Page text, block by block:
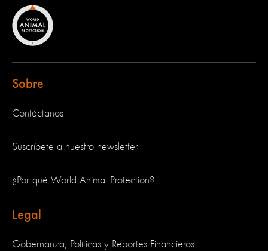
Sobre
Contáctanos
Suscríbete a nuestro newsletter
¿Por qué World Animal Protection?
Legal
Gobernanza, Políticas y Reportes Financieros